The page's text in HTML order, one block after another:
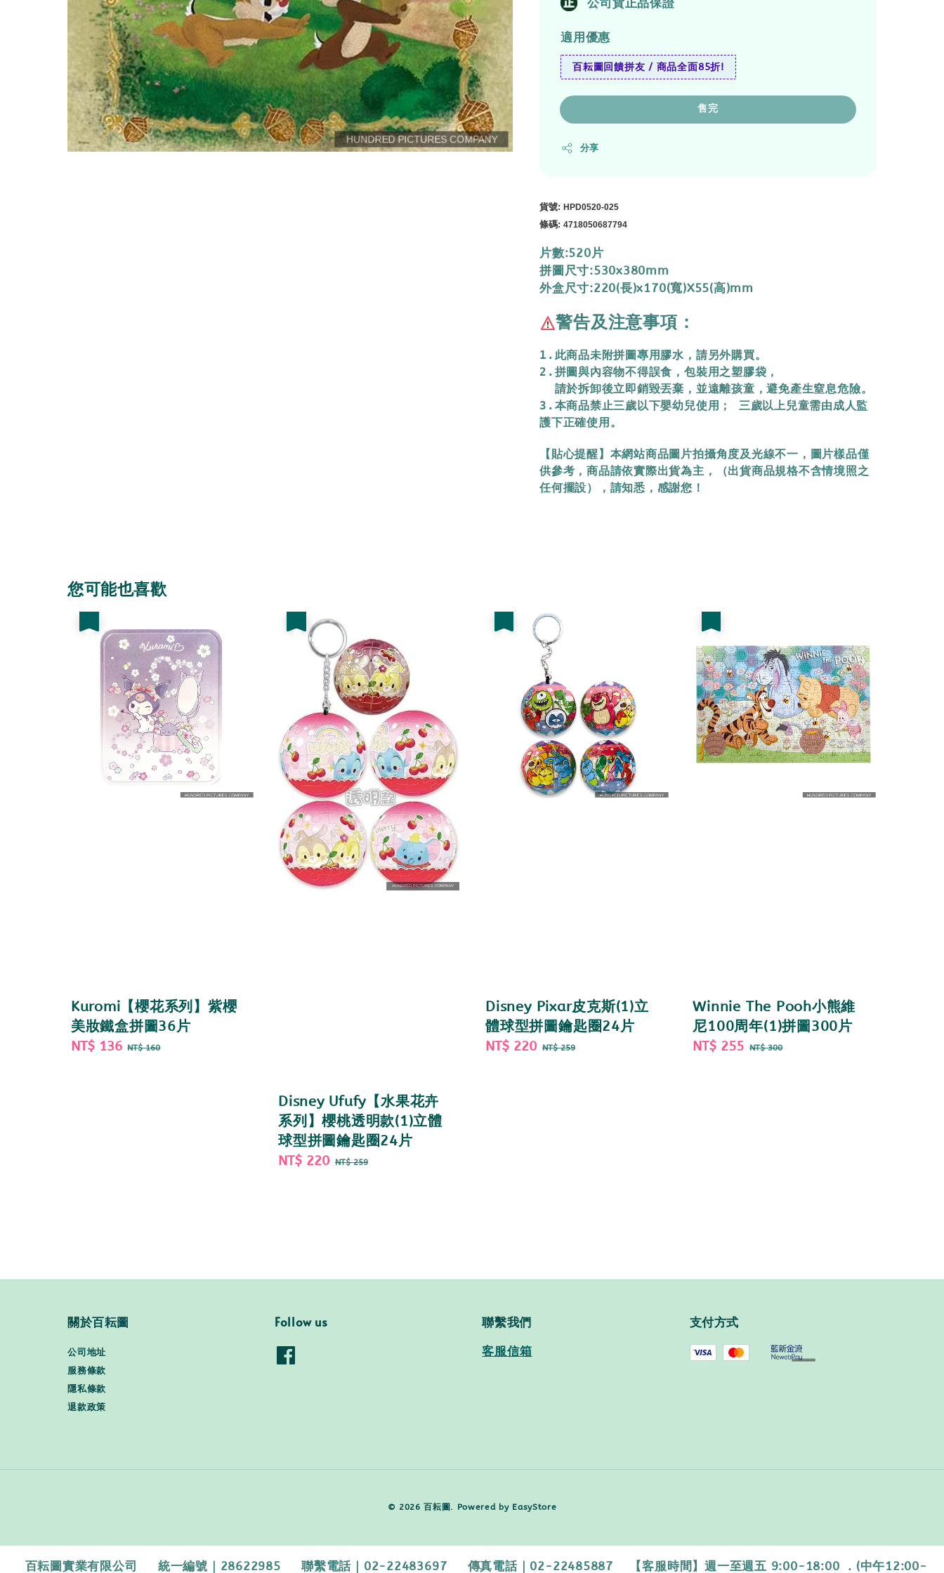
公司貨正品保證
適用優惠
百耘圖回饋拼友 / 商品全面85折!
售完
分享
貨號: HPD0520-025
條碼: 4718050687794
片數:520片
拼圖尺寸:530x380mm
外盒尺寸:220(長)x170(寬)X55(高)mm
警告及注意事項：
1.此商品未附拼圖專用膠水，請另外購買。
2.拼圖與內容物不得誤食，包裝用之塑膠袋，
  請於拆卸後立即銷毀丟棄，
並遠離孩童，避免產生窒息危險。
3.本商品禁止三歲以下嬰幼兒使用； 三歲以上兒童需由成人監
護下正確使用。
【貼心提醒】本網站商品圖片拍攝角度及光線不一，圖片樣品僅
供參考，商品請依實際出貨為主，（出貨商品規格不含情境照之
任何擺設），請知悉，感謝您！
您可能也喜歡
Kuromi【櫻花系列】紫櫻
美妝鐵盒拼圖36片
Sale
NT$ 136 Regular
NT$ 160
Disney Ufufy【水果花卉
系列】櫻桃透明款(1)立體
球型拼圖鑰匙圈24片
Sale
NT$ 220 Regular
NT$ 259
Disney Pixar皮克斯(1)立
體球型拼圖鑰匙圈24片
Sale
NT$ 220 Regular
NT$ 259
Winnie The Pooh小熊維
尼100周年(1)拼圖300片
Sale
NT$ 255 Regular
NT$ 300
關於百耘圖
公司地址
服務條款
隱私條款
退款政策
Follow us 聯繫我們
客服信箱
支付方式
© 2026 百耘圖. Powered by EasyStore
百耘圖實業有限公司 統一編號｜28622985 聯繫電話｜02-22483697 傳真電話｜02-22485887 【客服時間】週一至週五 9:00-18:00 ．(中午12:00-